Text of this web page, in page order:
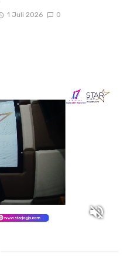
1 Juli 2026 0